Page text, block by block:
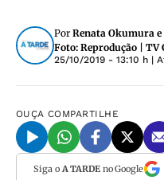
Por Renata Okumura e
Foto: Reprodução | TV
25/10/2019 - 13:10 h |
OUÇA COMPARTILHE
Siga o A TARDEno Google